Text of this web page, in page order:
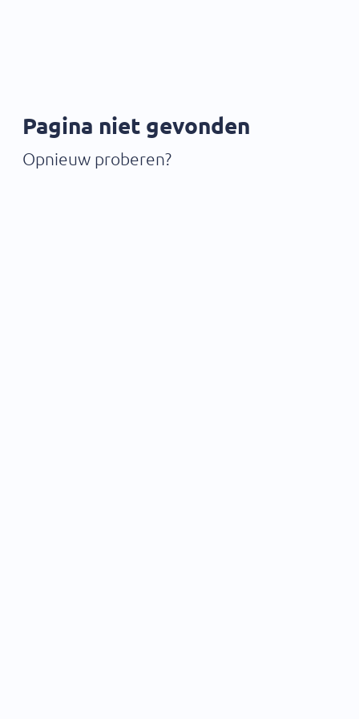
Pagina niet gevonden
Opnieuw proberen?